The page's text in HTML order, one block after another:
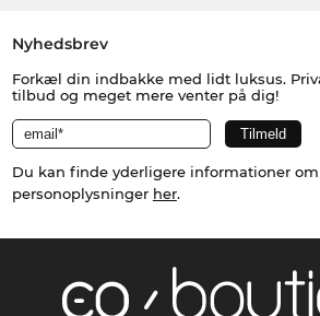
Nyhedsbrev
Forkæl din indbakke med lidt luksus.
tilbud og meget mere venter på dig!
Du kan finde yderligere informationer
personoplysninger her.